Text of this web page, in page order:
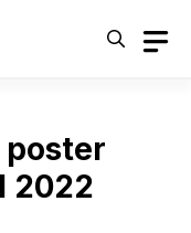
poster
2022